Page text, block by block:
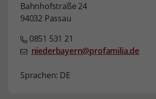
Bahnhofstraße 24
94032 Passau
0851 531 21
niederbayern@profamilia.de
Sprachen: DE